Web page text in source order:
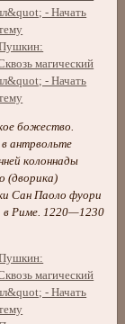
божество.
антрвольте
колоннады
(дворика)
Сан Паоло фуори
в Риме. 1220—1230